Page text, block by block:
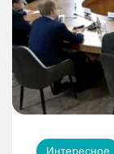
Интересное